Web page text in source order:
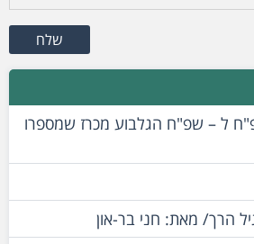
ל – שפ"ח הגלבוע מכרז שמספרו
הרך/ מאת: חני בר-און